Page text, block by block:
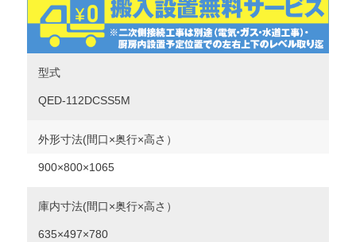
型式
QED-112DCSS5M
外形寸法(間口×奥行×高さ）
900×800×1065
庫内寸法(間口×奥行×高さ）
635×497×780